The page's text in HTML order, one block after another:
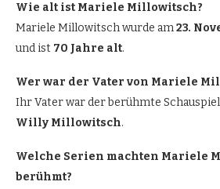
Wie alt ist Mariele Millowitsch?
Mariele Millowitsch wurde am23.
und ist 70 Jahre alt.
Wer war der Vater von Mariele
Ihr Vater war der berühmte
Willy Millowitsch.
Welche Serien machten Mariele
berühmt?